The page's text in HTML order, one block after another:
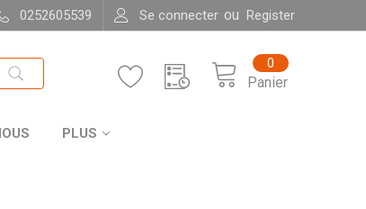
0252605539 Se connecter ou Register
Panier
0
PLUS